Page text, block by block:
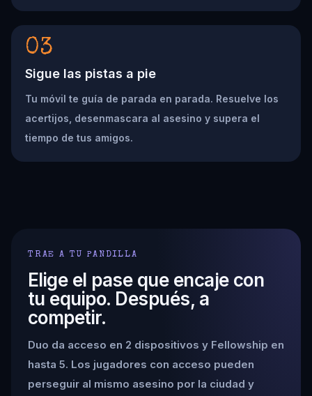
03
Sigue las pistas a pie
Tu móvil te guía de parada en parada. Resuelve los
acertijos, desenmascara al asesino y supera el
tiempo de tus amigos.
TRAE A TU PANDILLA
Elige el pase que encaje con
tu equipo. Después, a
competir.
Duo da acceso en 2 dispositivos y Fellowship en
hasta 5. Los jugadores con acceso pueden
perseguir al mismo asesino por la ciudad y